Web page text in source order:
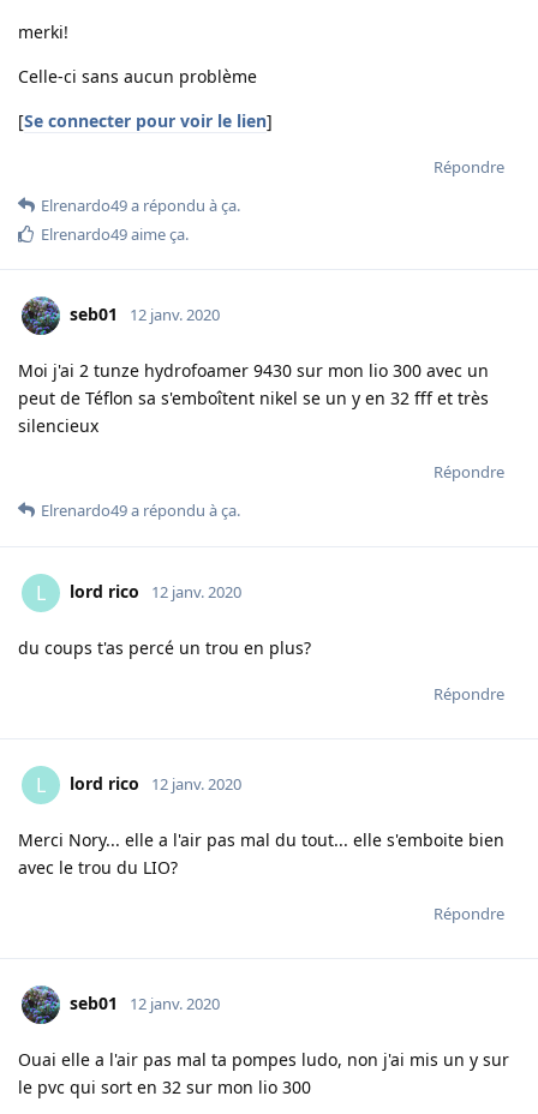
merki!
Celle-ci sans aucun problème
[Se connecter pour voir le lien]
Répondre
Elrenardo49a répondu à ça.
Elrenardo49aime ça.
seb01 12 janv. 2020
Moi j'ai 2 tunze hydrofoamer 9430 sur mon lio 300 avec un
peut de Téflon sa s'emboîtent nikel se un y en 32 fff et très
silencieux
Répondre
Elrenardo49a répondu à ça.
L lord rico 12 janv. 2020
du coups t'as percé un trou en plus?
Répondre
L lord rico 12 janv. 2020
Merci Nory... elle a l'air pas mal du tout... elle s'emboite bien
avec le trou du LIO?
Répondre
seb01 12 janv. 2020
Ouai elle a l'air pas mal ta pompes ludo, non j'ai mis un y sur
le pvc qui sort en 32 sur mon lio 300